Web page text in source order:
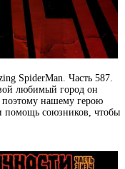
SpiderMan. Часть 587.
любимый город он
поэтому нашему герою
помощь союзников, чтобы